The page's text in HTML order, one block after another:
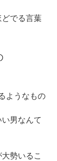
でる言葉
ようなもの
男なんて
勢いるこ